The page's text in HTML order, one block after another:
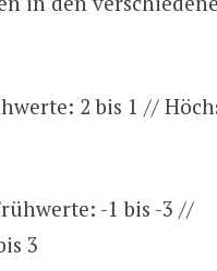
2 bis 1 //
-1 bis -3 //
3